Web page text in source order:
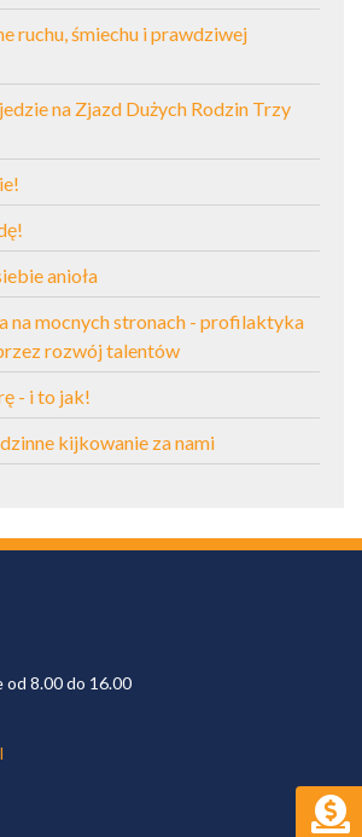
ruchu, śmiechu i prawdziwej
na Zjazd Dużych Rodzin Trzy
anioła
na mocnych stronach - profilaktyka
rozwój talentów
- i to jak!
kijkowanie za nami
od 8.00 do 16.00